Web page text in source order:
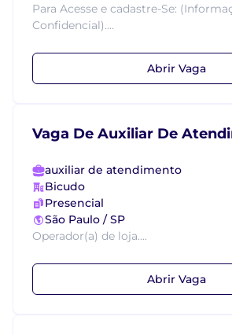
Para Acesse e cadastre-Se:
Confidencial)....
Abrir Vaga
Vaga De Auxiliar De
auxiliar de atendimento
Bicudo
Presencial
São Paulo / SP
Operador(a) de loja....
Abrir Vaga